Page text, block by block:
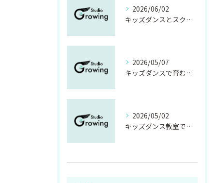
2026/06/02
キッズダンスとスクール選び茨城県で年齢や費用も安心のポイント徹底解説
2026/05/07
キッズダンスで育む表現力と茨城県石岡市のダンススタジオ選びのポイント
2026/05/02
キッズダンス教室で茨城県石岡市の初心者も安心して始められるスクール選び完全ガイド